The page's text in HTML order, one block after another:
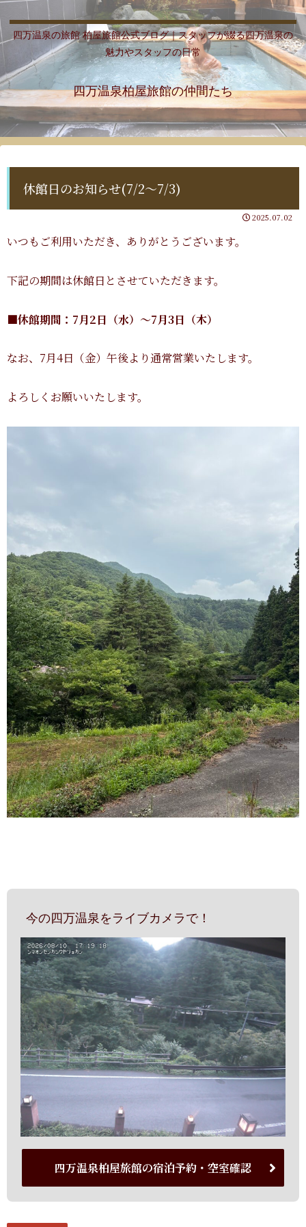
四万温泉の旅館 柏屋旅館公式ブログ｜スタッフが綴る四万温泉の
魅力やスタッフの日常
四万温泉柏屋旅館の仲間たち
休館日のお知らせ(7/2〜7/3)
2025.07.02
いつもご利用いただき、ありがとうございます。
下記の期間は休館日とさせていただきます。
■休館期間：7月2日（水）〜7月3日（木）
なお、7月4日（金）午後より通常営業いたします。
よろしくお願いいたします。
今の四万温泉をライブカメラで！
四万温泉柏屋旅館の宿泊予約・空室確認